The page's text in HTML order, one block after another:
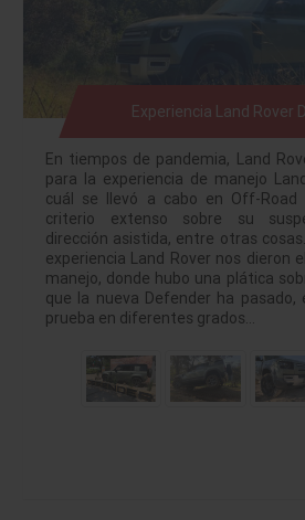
Experiencia Land Rover
En tiempos de pandemia, Land
para la experiencia de manejo
cuál se llevó a cabo en Off-
criterio extenso sobre su
dirección asistida, entre otras
experiencia Land Rover nos dieron
manejo, donde hubo una plática
que la nueva Defender ha pasado,
prueba en diferentes grados…